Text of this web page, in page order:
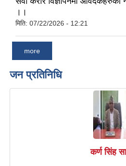
।।
मिति: 07/22/2026 - 12:21
more
जन प्रतिनिधि
कर्ण सिंह